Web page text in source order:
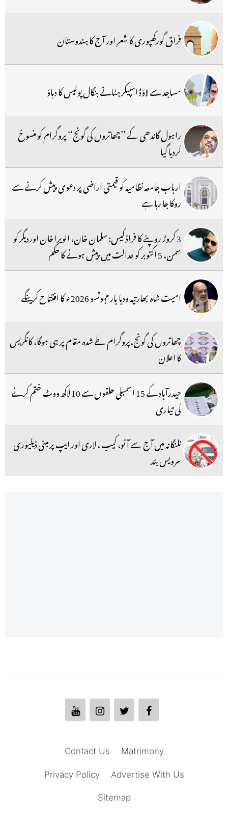
فراق گورکھپوری کا شعر اور آج کا ہندوستان
مساجد سے لاؤڈ اسپیکر ہٹانے بنگال پولیس کا دباؤ
راہول گاندھی کے ’’چھاتروں کی گونج‘‘ پروگرام کو منسوخ
کردیا گیا
ارباب جامعہ نظامیہ کو قیمتی اراضی پر دعوی پیش کرنے سے
روکا جا رہا ہے
3 کروڑ روپئے کا فراڈ کیس: سلمان خان، الویرا خان اوردیگر کو
سمن، 5 اکتوبر کو عدالت میں پیش ہونے کا حکم
امیت شاہ بھارتیہ ودیا پار مہوتسو 2026ء کا افتتاح کرینگے
چھاتروں کی گونج،پروگرام طے شدہ مقام پر ہی ہوگا، کانگریس
کا اعلان
حیدرآباد کے 15 اسمبلی حلقوں سے 10 لاکھ ووٹ ختم کرنے
کی تیاری
تلنگانہ میں آج سے آٹو، کیب ، لاری اور ایپ پر مبنی ڈیلیوری
سرویس بند
Matrimony
Contact Us
Advertise With Us
Privacy Policy
Sitemap